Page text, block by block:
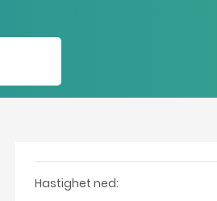
Hastighet ned: